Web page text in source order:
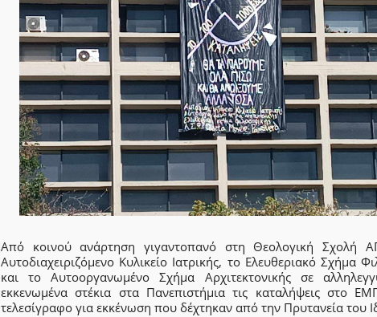
Από κοινού ανάρτηση γιγαντοπανό στη Θεολογική Σχολή
Αυτοδιαχειριζόμενο Κυλικείο Ιατρικής, το Ελευθεριακό Σχήμα
και το Αυτοοργανωμένο Σχήμα Αρχιτεκτονικής σε
εκκενωμένα στέκια στα Πανεπιστήμια τις καταλήψεις στο
τελεσίγραφο για εκκένωση που δέχτηκαν από την Πρυτανεία του